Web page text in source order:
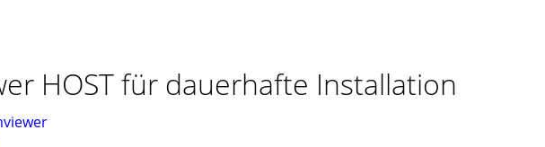
HOST für dauerhafte Installation